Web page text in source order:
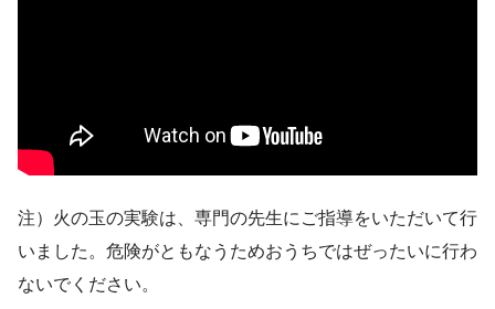
注）火の玉の実験は、専門の先生にご指導をいただいて行
いました。危険がともなうためおうちではぜったいに行わ
ないでください。